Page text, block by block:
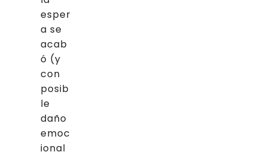
esper
a se
acab
ó (y
con
posib
le
daño
emoc
ional